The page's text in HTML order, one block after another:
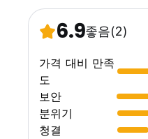
6.9좋음(2)
가격 대비 만족
도
보안
분위기
청결